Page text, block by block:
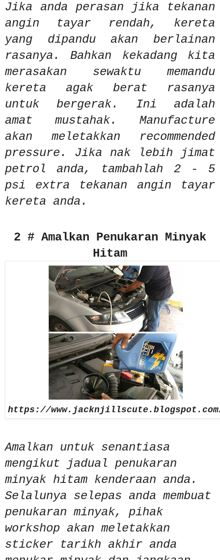
Jika anda perasan jika tekanan
angin tayar rendah, kereta
yang dipandu akan berlainan
rasanya. Bahkan kekadang kita
merasakan sewaktu memandu
kereta agak berat rasanya
untuk bergerak. Ini adalah
amat mustahak. Manufacture
akan meletakkan recommended
pressure. Jika nak lebih jimat
petrol anda, tambahlah 2 - 5
psi extra tekanan angin tayar
kereta anda.
2 # Amalkan Penukaran Minyak
Hitam
https://
Amalkan untuk senantiasa
mengikut jadual penukaran
minyak hitam kenderaan anda.
Selalunya selepas anda membuat
penukaran minyak, pihak
workshop akan meletakkan
sticker tarikh akhir anda